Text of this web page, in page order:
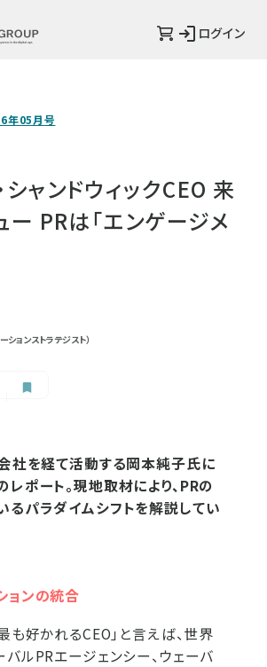
ログイン
年05月号
シャンドウィックCEO 来
ー PRは「エンゲージメ
ションストラテジスト）
社を経て活動する岡本純子氏に
レポート。現地取材により、PRの
るパラダイムシフトを解説してい
ョンの統合
も好かれるCEO」と言えば、世界
ルPRエージェンシー、ウェーバ